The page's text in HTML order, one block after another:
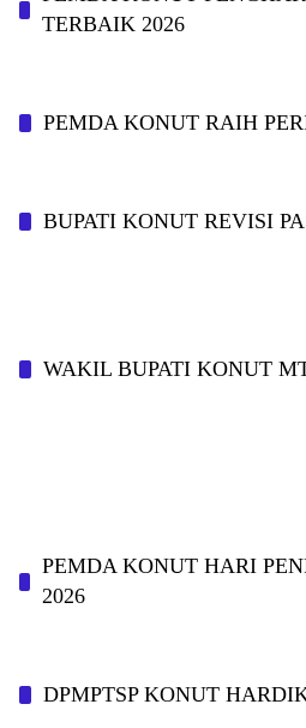
TERBAIK 2026
PEMDA KONUT RAIH
BUPATI KONUT REVISI
WAKIL BUPATI KONUT
PEMDA KONUT HARI
2026
DPMPTSP KONUT